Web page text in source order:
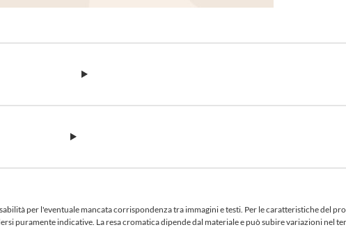
per l'eventuale mancata corrispondenza tra immagini e testi. Per le caratteristiche del
puramente indicative. La resa cromatica dipende dal materiale e può subire variazioni nel